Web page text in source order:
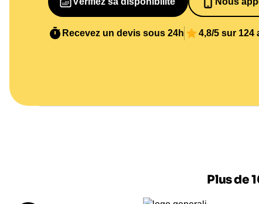
Recevez un devis sous 24h
4,8/5 sur 124
Plus de